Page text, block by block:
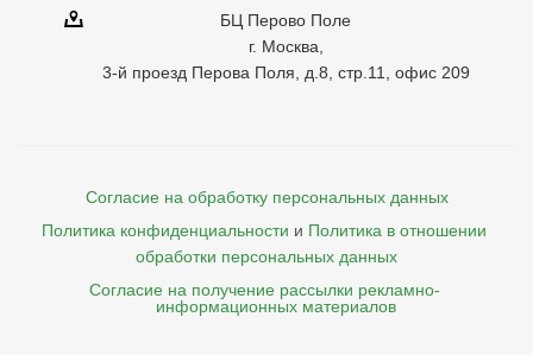
БЦ Перово Поле
г. Москва,
3-й проезд Перова Поля, д.8, стр.11, офис 209
Согласие на обработку персональных данных
Политика конфиденциальности и Политика в отношении
обработки персональных данных
Согласие на получение рассылки рекламно-
    информационных материалов